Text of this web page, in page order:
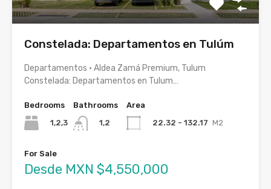
Constelada: Departamentos en Tulúm
Departamentos · Aldea Zamá Premium, Tulum
Constelada: Departamentos en Tulum…
Bedrooms
1,2,3
Bathrooms
1,2
Area
22.32 - 132.17 M2
For Sale
Desde MXN $4,550,000